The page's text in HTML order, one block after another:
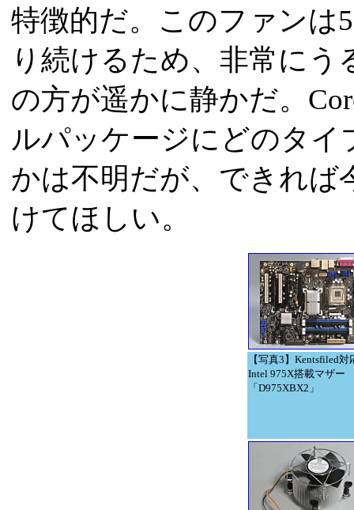
特徴的だ。このファンは
り続けるため、非常にう
の方が遥かに静かだ。
ルパッケージにどのタイ
かは不明だが、できれば
けてほしい。
【写真3】Kentsfiled対
Intel 975X搭載マザー
「D975XBX2」